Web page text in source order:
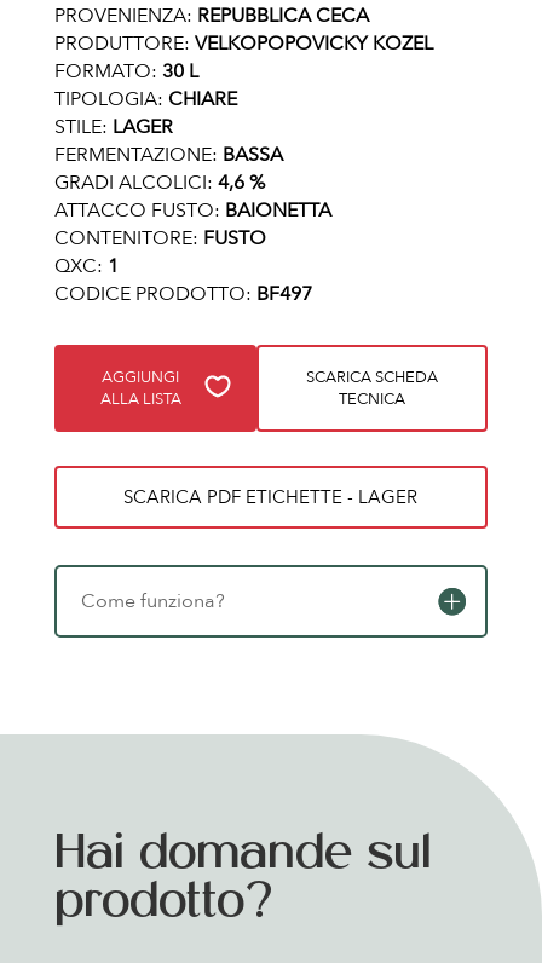
PROVENIENZA: REPUBBLICA CECA
PRODUTTORE: VELKOPOPOVICKY KOZEL
FORMATO: 30 L
TIPOLOGIA: CHIARE
STILE: LAGER
FERMENTAZIONE: BASSA
GRADI ALCOLICI: 4,6 %
ATTACCO FUSTO: BAIONETTA
CONTENITORE: FUSTO
QXC: 1
CODICE PRODOTTO: BF497
AGGIUNGI
ALLA LISTA
SCARICA SCHEDA
TECNICA
SCARICA PDF ETICHETTE - LAGER
Come funziona?
Hai domande sul
prodotto?